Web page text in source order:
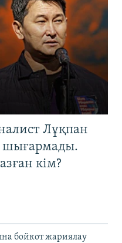
Лұқпан
шығармады.
кім?
бойкот жариялау